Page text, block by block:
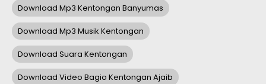
Download Mp3 Kentongan Banyumas
Download Mp3 Musik Kentongan
Download Suara Kentongan
Download Video Bagio Kentongan Ajaib